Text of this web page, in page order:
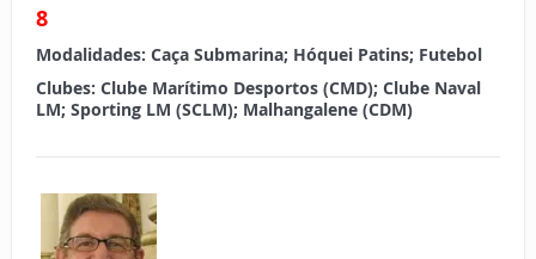
8
Modalidades: Caça Submarina; Hóquei Patins; Futebol
Clubes: Clube Marítimo Desportos (CMD); Clube Naval
LM; Sporting LM (SCLM); Malhangalene (CDM)